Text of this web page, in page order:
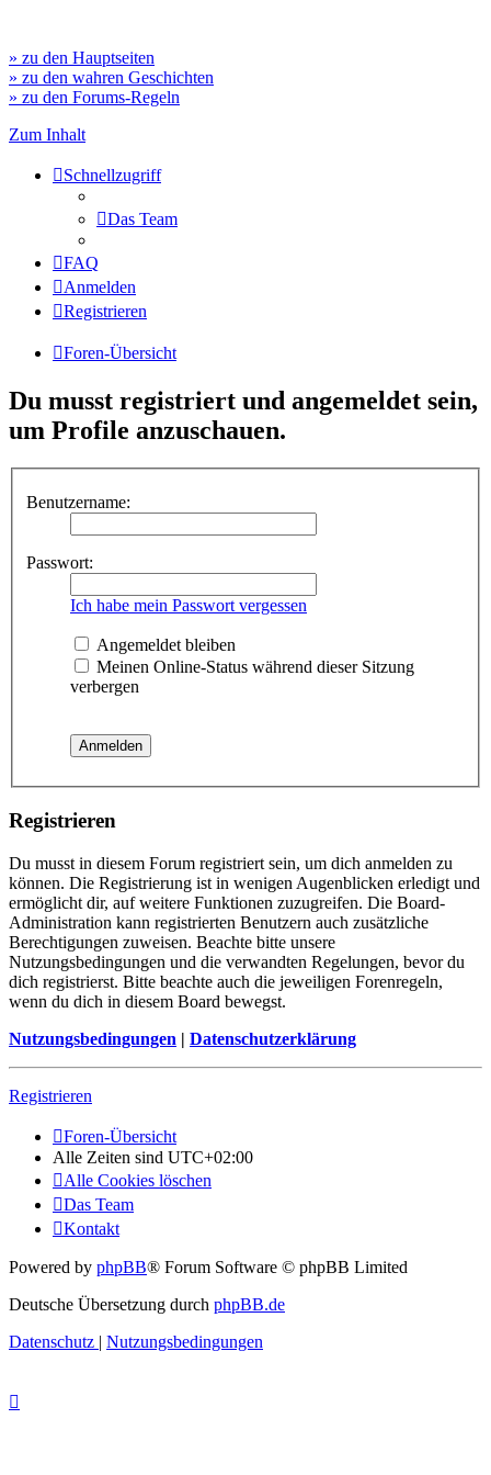
» zu den Hauptseiten
» zu den wahren Geschichten
» zu den Forums-Regeln
Zum Inhalt
Schnellzugriff
Das Team
FAQ
Anmelden
Registrieren
Foren-Übersicht
Du musst registriert und angemeldet sein,
um Profile anzuschauen.
Benutzername:
Passwort:
Ich habe mein Passwort vergessen
Angemeldet bleiben
Meinen Online-Status während dieser Sitzung
verbergen
Registrieren
Du musst in diesem Forum registriert sein, um dich anmelden zu
können. Die Registrierung ist in wenigen Augenblicken erledigt und
ermöglicht dir, auf weitere Funktionen zuzugreifen. Die Board-
Administration kann registrierten Benutzern auch zusätzliche
Berechtigungen zuweisen. Beachte bitte unsere
Nutzungsbedingungen und die verwandten Regelungen, bevor du
dich registrierst. Bitte beachte auch die jeweiligen Forenregeln,
wenn du dich in diesem Board bewegst.
Nutzungsbedingungen | Datenschutzerklärung
Registrieren
Foren-Übersicht
Alle Zeiten sind UTC+02:00
Alle Cookies löschen
Das Team
Kontakt
Powered by phpBB® Forum Software © phpBB Limited
Deutsche Übersetzung durch phpBB.de
Datenschutz | Nutzungsbedingungen